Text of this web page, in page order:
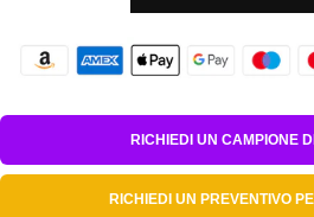
RICHIEDI UN CAMPIONE
RICHIEDI UN PREVENTIVO